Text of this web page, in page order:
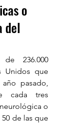
o
del
236.000
Unidos que
pasado,
cada tres
o
de las que